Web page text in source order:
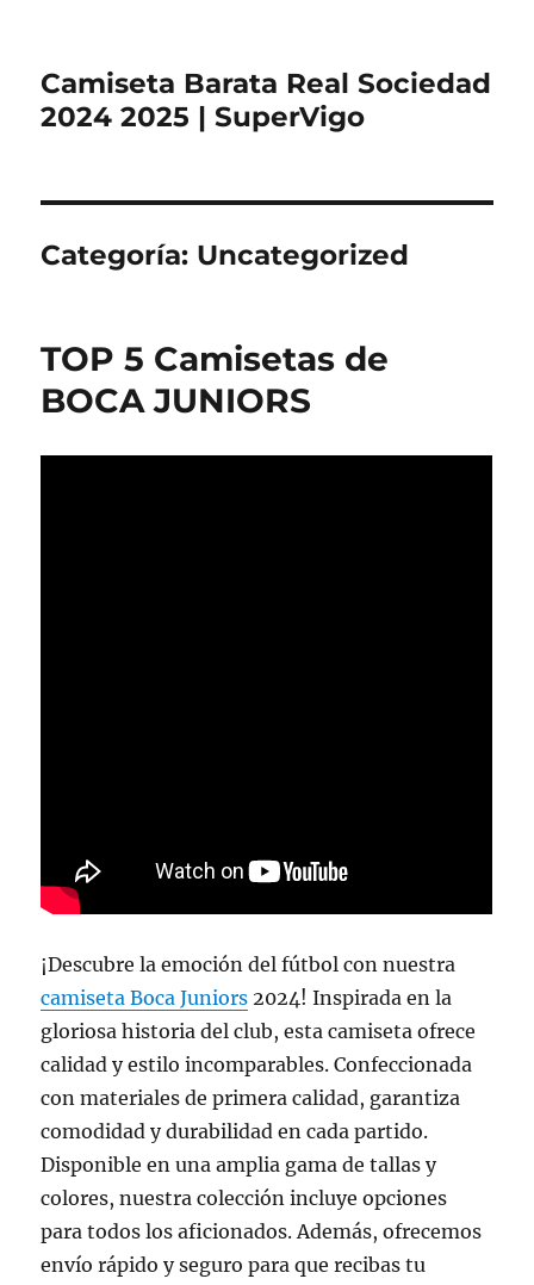
Camiseta Barata Real Sociedad
2024 2025 | SuperVigo
Categoría: Uncategorized
TOP 5 Camisetas de
BOCA JUNIORS
¡Descubre la emoción del fútbol con nuestra
camiseta Boca Juniors 2024! Inspirada en la
gloriosa historia del club, esta camiseta ofrece
calidad y estilo incomparables. Confeccionada
con materiales de primera calidad, garantiza
comodidad y durabilidad en cada partido.
Disponible en una amplia gama de tallas y
colores, nuestra colección incluye opciones
para todos los aficionados. Además, ofrecemos
envío rápido y seguro para que recibas tu